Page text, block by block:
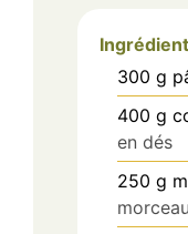
300 g
400 g
en dés
250 g